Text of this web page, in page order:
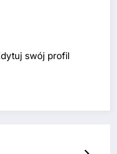
swój profil